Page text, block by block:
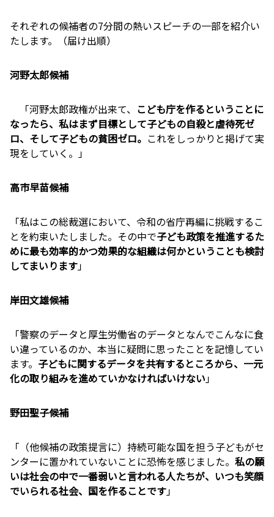
それぞれの候補者の7分間の熱いスピーチの一部を紹介い
たします。（届け出順）
河野太郎候補
「河野太郎政権が出来て、 こども庁を作るということに
なったら、私はまず目標として子どもの自殺と虐待死ゼ
ロ、そして子どもの貧困ゼロ。 これをしっかりと掲げて実
現をしていく。」
高市早苗候補
「私はこの総裁選において、令和の省庁再編に挑戦するこ
とを約束いたしました。その中で子ども政策を推進するた
めに最も効率的かつ効果的な組織は何かということも検討
してまいります」
岸田文雄候補
「警察のデータと厚生労働省のデータとなんでこんなに食
い違っているのか、本当に疑問に思ったことを記憶してい
ます。 子どもに関するデータを共有するところから、一元
化の取り組みを進めていかなければいけない」
野田聖子候補
「（他候補の政策提言に）持続可能な国を担う子どもがセ
ンターに置かれていないことに恐怖を感じました。 私の願
いは社会の中で一番弱いと言われる人たちが、いつも笑顔
でいられる社会、国を作ることです」